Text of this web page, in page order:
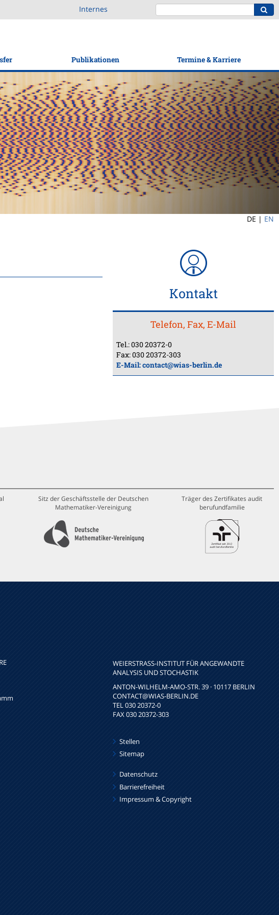
Internes
Publikationen Termine & Karriere
DE | EN
Kontakt
Telefon, Fax, E-Mail
Tel.: 030 20372-0
Fax: 030 20372-303
E-Mail:contact@wias-berlin.de
Sitz der Geschäftsstelle der Deutschen
Mathematiker-Vereinigung
Träger des Zertifikates audit
berufundfamilie
WEIERSTRASS-INSTITUT FÜR ANGEWANDTE A
NALYSIS UND STOCHASTIK
ANTON-WILHELM-AMO-STR. 39 · 10117 BERLIN
CONTACT@WIAS-BERLIN.DE
TEL 030 20372-0
FAX 030 20372-303
Stellen
Sitemap
Datenschutz
Barrierefreiheit
Impressum & Copyright